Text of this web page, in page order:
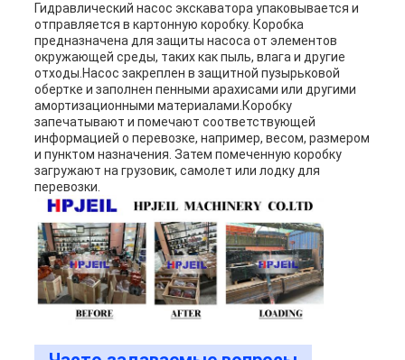
Гидравлический насос экскаватора упаковывается и
отправляется в картонную коробку. Коробка
предназначена для защиты насоса от элементов
окружающей среды, таких как пыль, влага и другие
отходы.Насос закреплен в защитной пузырьковой
обертке и заполнен пенными арахисами или другими
амортизационными материалами.Коробку
запечатывают и помечают соответствующей
информацией о перевозке, например, весом, размером
и пунктом назначения. Затем помеченную коробку
загружают на грузовик, самолет или лодку для
перевозки.